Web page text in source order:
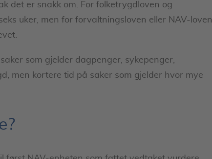
det er snakk om. For folketrygdloven og
uker, men for forvaltningsloven eller NAV-loven
som gjelder dagpenger, sykepenger,
men kortere tid på saker som gjelder hvor mye